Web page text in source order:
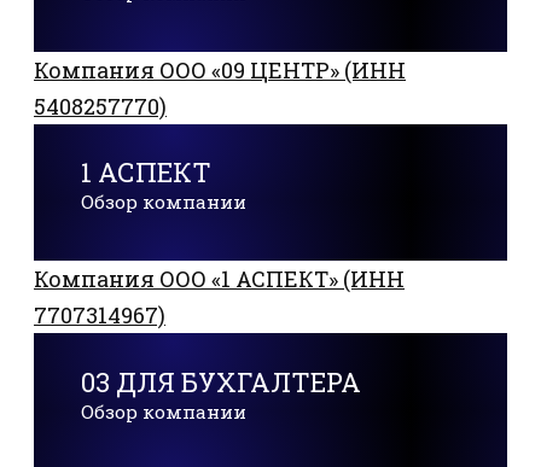
Компания ООО «09 ЦЕНТР» (ИНН
5408257770)
1 АСПЕКТ
Обзор компании
Компания ООО «1 АСПЕКТ» (ИНН
7707314967)
03 ДЛЯ БУХГАЛТЕРА
Обзор компании